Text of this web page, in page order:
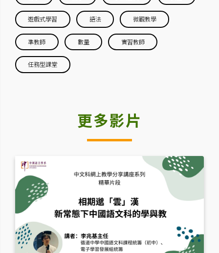
遊戲式學習 語法 微觀教學
準教師 數量 實習教師
任務型課堂
更多影片